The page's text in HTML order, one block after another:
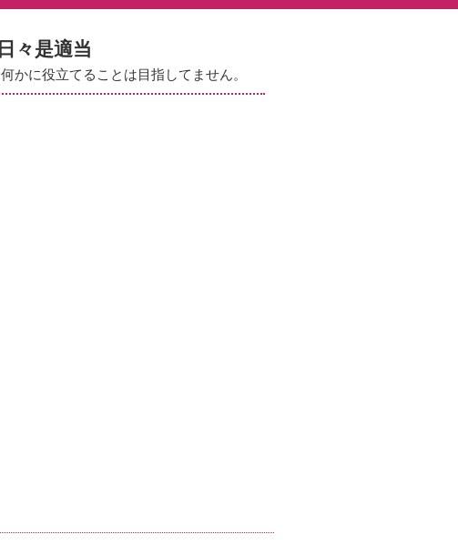
日々是適当
何かに役立てることは目指してません。